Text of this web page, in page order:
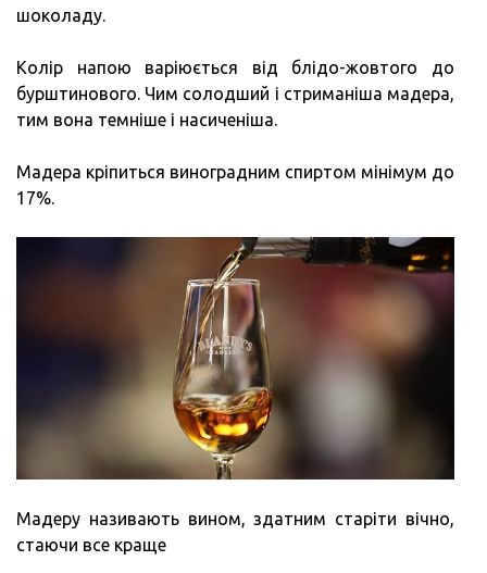
шоколаду.
Колір напою варіюється від блідо-жовтого до
бурштинового. Чим солодший і стриманіша мадера,
тим вона темніше і насиченіша.
Мадера кріпиться виноградним спиртом мінімум до
17%.
Мадеру називають вином, здатним старіти вічно,
стаючи все краще